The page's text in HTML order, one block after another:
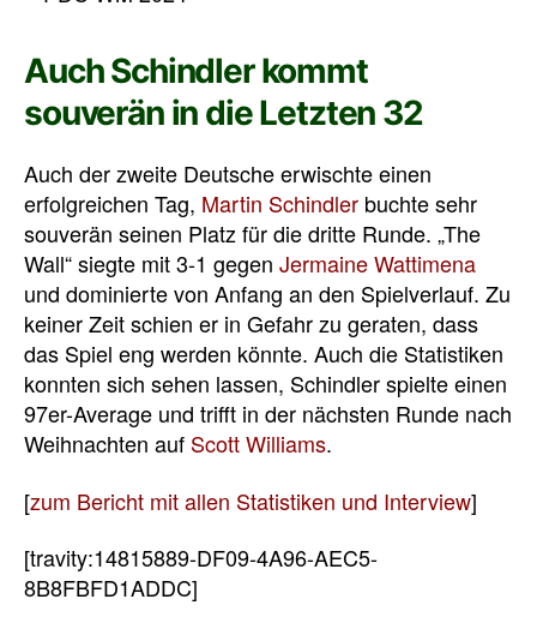
Auch Schindler kommt
souverän in die Letzten 32
Auch der zweite Deutsche erwischte einen
erfolgreichen Tag, Martin Schindler buchte sehr
souverän seinen Platz für die dritte Runde. „The
Wall“ siegte mit 3-1 gegen Jermaine Wattimena
und dominierte von Anfang an den Spielverlauf. Zu
keiner Zeit schien er in Gefahr zu geraten, dass
das Spiel eng werden könnte. Auch die Statistiken
konnten sich sehen lassen, Schindler spielte einen
97er-Average und trifft in der nächsten Runde nach
Weihnachten auf Scott Williams.
[zum Bericht mit allen Statistiken und Interview]
[travity:14815889-DF09-4A96-AEC5-
8B8FBFD1ADDC]